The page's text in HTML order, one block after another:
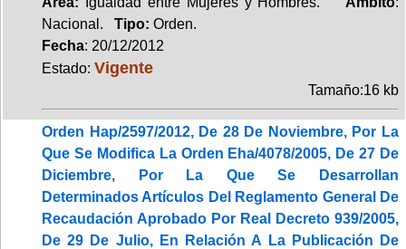
Nacional. Tipo: Orden.
Fecha: 20/12/2012
Estado: Vigente
Tamaño:16 kb
Orden Hap/2597/2012, De 28 De Noviembre, Por La
Que Se Modifica La Orden Eha/4078/2005, De 27 De
Diciembre, Por La Que Se Desarrollan
Determinados Artículos Del Reglamento General De
Recaudación Aprobado Por Real Decreto 939/2005,
De 29 De Julio, En Relación A La Publicación De